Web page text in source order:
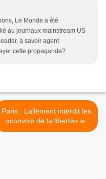
Le Monde a été
au journaux mainstream US
à savoir agent
cette propagande?
Paris : Lallement interdit les
«convois de la liberté» et
appelle la police à la